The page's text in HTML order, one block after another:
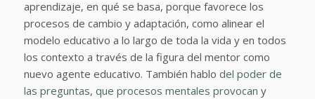
aprendizaje, en qué se basa, porque favorece los
procesos de cambio y adaptación, como alinear el
modelo educativo a lo largo de toda la vida y en todos
los contexto a través de la figura del mentor como
nuevo agente educativo. También hablo del poder de
las preguntas, que procesos mentales provocan y